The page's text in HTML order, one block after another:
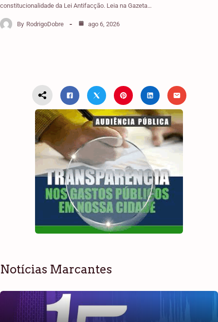
constitucionalidade da Lei Antifacção. Leia na Gazeta…
By RodrigoDobre ago 6, 2026
Notícias Marcantes